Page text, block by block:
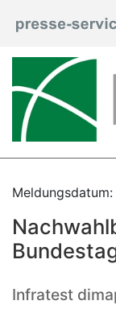
Infratest